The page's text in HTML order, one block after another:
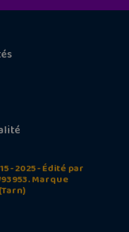
- 2025 - Édité par
Marque